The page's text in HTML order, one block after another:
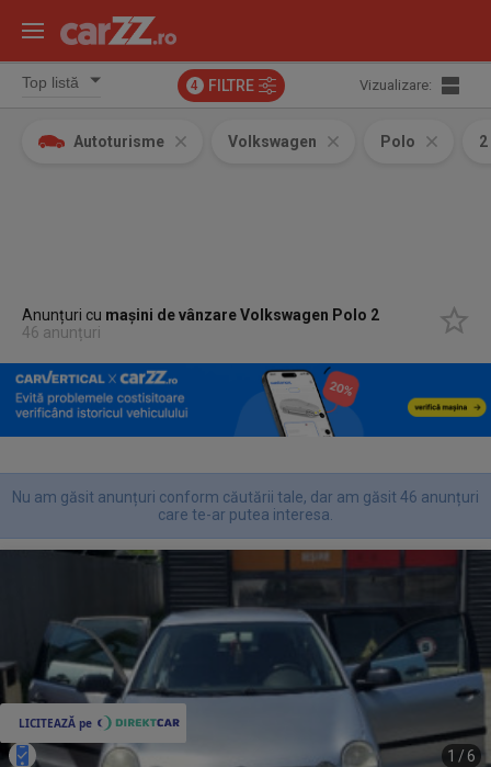
4 FILTRE Vizualizare:
Autoturisme Volkswagen Polo 2
Anunțuri cu mașini de vânzare Volkswagen Polo 2
46 anunțuri
Nu am găsit anunțuri conform căutării tale, dar am găsit 46 anunțuri
care te-ar putea interesa.
1 /6